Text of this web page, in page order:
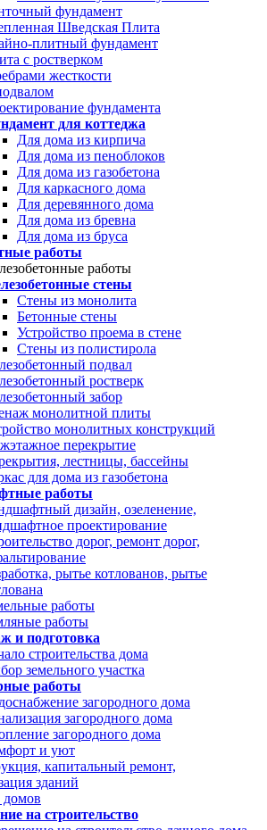
фундамент
Шведская Плита
плитный фундамент
с ростверком
жесткости
фундамента
для коттеджа
Для дома из кирпича
Для дома из пеноблоков
Для дома из газобетона
Для каркасного дома
Для деревянного дома
Для дома из бревна
Для дома из бруса
работы
работы
стены
Стены из монолита
Бетонные стены
Устройство проема в стене
Стены из полистирола
подвал
ростверк
забор
монолитной плиты
монолитных конструкций
перекрытие
лестницы, бассейны
для дома из газобетона
работы
дизайн, озеленение,
проектирование
дорог, ремонт дорог,
рытье котлованов, рытье
работы
работы
и подготовка
строительства дома
земельного участка
работы
загородного дома
загородного дома
загородного дома
и уют
капитальный ремонт,
зданий
на строительство